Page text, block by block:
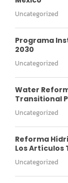
Uncategorized
Programa
2030
Uncategorized
Water
Transitional
Uncategorized
Reforma
Los Artículos
Uncategorized